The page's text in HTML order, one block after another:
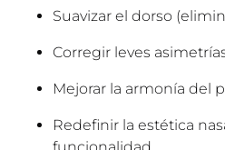
Mejorar la armonía del